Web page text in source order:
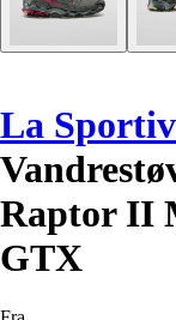
La
Raptor II
GTX